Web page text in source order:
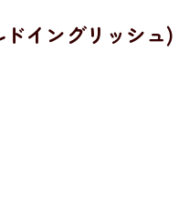
イングリッシュ)